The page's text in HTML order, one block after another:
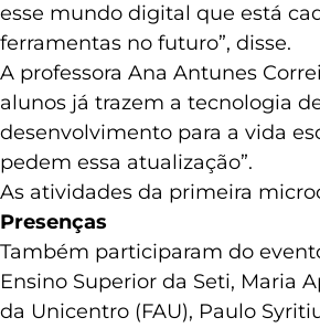
esse mundo digital que está
ferramentas no futuro”, disse.
A professora Ana Antunes
alunos já trazem a tecnologia
desenvolvimento para a vida
pedem essa atualização”.
As atividades da primeira
Presenças
Também participaram do
Ensino Superior da Seti, Maria
da Unicentro (FAU), Paulo